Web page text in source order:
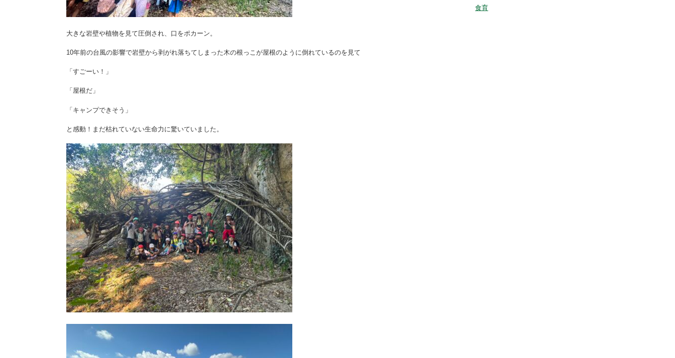
大きな岩壁や植物を見て圧倒され、口をポカーン。
10年前の台風の影響で岩壁から剥がれ落ちてしまった木の根っこが屋根のように倒れているのを見て
「すごーい！」
「屋根だ」
「キャンプできそう」
と感動！まだ枯れていない生命力に驚いていました。
食育